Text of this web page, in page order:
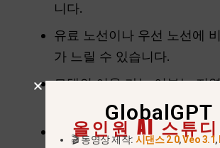
니다.
유료 노선이나 우선 노선에
가 느릴 수 있습니다.
모델의 이용 가능 여부는 지
계정에 따라 달라질 수 있습니
API 사용은 앱 사용과 다릅
GlobalGPT
올인원 AI 스튜
🎬 동영상 제작: 시댄스 2.0,Veo 3.1,